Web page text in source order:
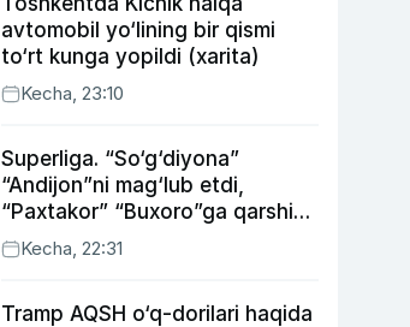
avtomobil yo‘lining bir qismi
to‘rt kunga yopildi (xarita)
Kecha, 23:10
Superliga. “So‘g‘diyona”
“Andijon”ni mag‘lub etdi,
“Paxtakor” “Buxoro”ga qarshi
bahsda g‘alabani qo‘ldan
chiqardi
Kecha, 22:31
Tramp AQSH o‘q-dorilari haqida